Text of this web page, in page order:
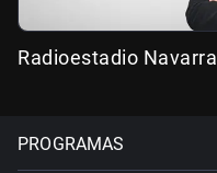
Radioestadio Navarra
PROGRAMAS